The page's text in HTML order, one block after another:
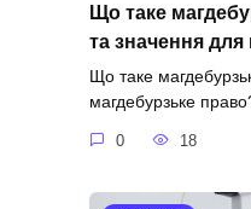
Що таке
та значення для
Що таке
магдебурзьке
0 18